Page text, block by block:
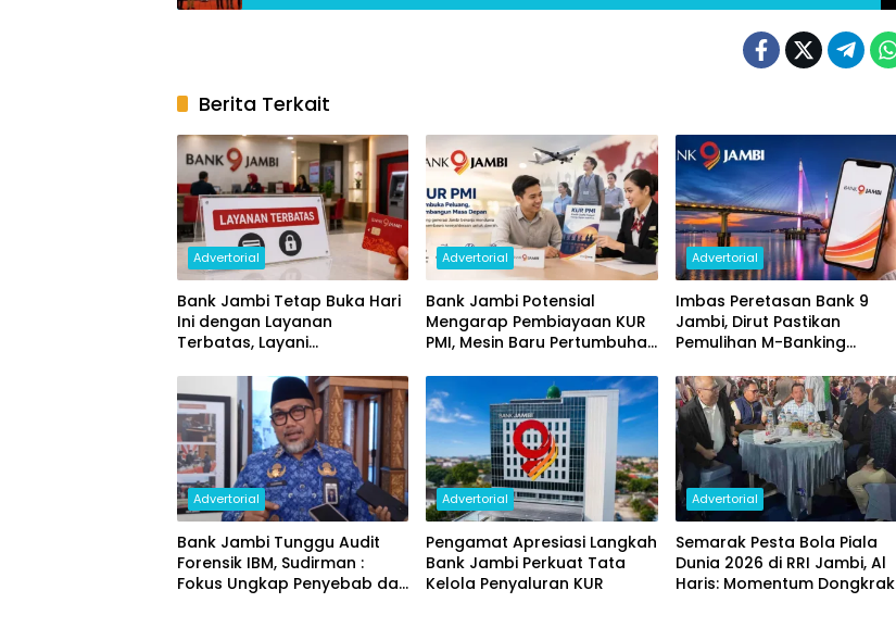
Berita Terkait
Advertorial
Bank Jambi Tetap Buka Hari
Ini dengan Layanan
Terbatas, Layani
Perubahan PIN
Advertorial
Bank Jambi Potensial
Mengarap Pembiayaan KUR
PMI, Mesin Baru Pertumbuhan
Advertorial
Imbas Peretasan Bank 9
Jambi, Dirut Pastikan
Pemulihan M-Banking
Advertorial
Bank Jambi Tunggu Audit
Forensik IBM, Sudirman :
Fokus Ungkap Penyebab dan
Advertorial
Pengamat Apresiasi Langkah
Bank Jambi Perkuat Tata
Kelola Penyaluran KUR
Advertorial
Semarak Pesta Bola Piala
Dunia 2026 di RRI Jambi, Al
Haris: Momentum Dongkrak